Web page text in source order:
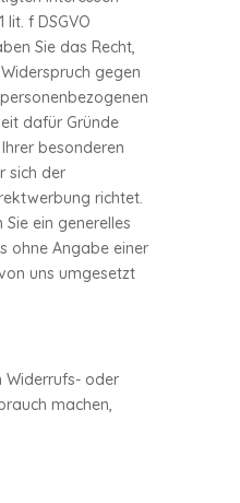
lit. f DSGVO
Sie das Recht,
gegen
dafür Gründe
besonderen
sich der
richtet.
ein generelles
ohne Angabe einer
uns umgesetzt
Widerrufs- oder
machen,